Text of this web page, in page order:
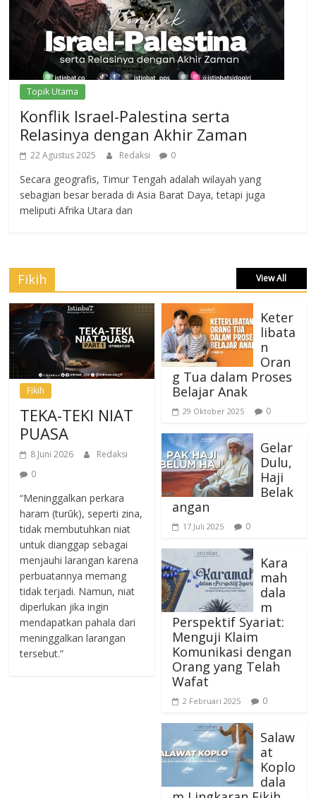
Topik Utama
Konflik Israel-Palestina serta
Relasinya dengan Akhir Zaman
22 Agustus 2025 Redaksi 0
Secara geografis, Timur Tengah adalah wilayah yang
sebagian besar berada di Asia Barat Daya, tetapi juga
meliputi Afrika Utara dan
Fikih View All
Fikih
TEKA-TEKI NIAT
PUASA
8 Juni 2026
Redaksi
0
“Meninggalkan perkara
haram (turūk), seperti zina,
tidak membutuhkan niat
untuk dianggap sebagai
menjauhi larangan karena
perbuatannya memang
tidak terjadi. Namun, niat
diperlukan jika ingin
mendapatkan pahala dari
meninggalkan larangan
tersebut.”
Keter
libata
n
Oran
g Tua dalam Proses
Belajar Anak
29 Oktober 2025 0
Gelar
Dulu,
Haji
Belak
angan
17 Juli 2025 0
Kara
mah
dala
m
Perspektif Syariat:
Menguji Klaim
Komunikasi dengan
Orang yang Telah
Wafat
2 Februari 2025 0
Salaw
at
Koplo
dala